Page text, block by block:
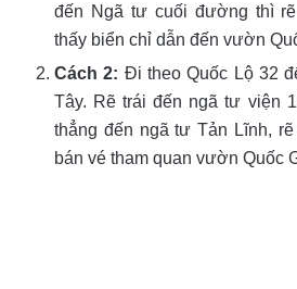
đến Ngã tư cuối đường thì
thấy biển chỉ dẫn đến vườn
Cách 2: Đi theo Quốc Lộ 32
Tây. Rẽ trái đến ngã tư viện
thẳng đến ngã tư Tản Lĩnh,
bán vé tham quan vườn Quốc